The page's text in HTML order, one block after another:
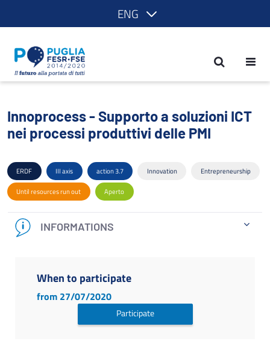
ENG
Innoprocess - Supporto a soluzioni
Innoprocess - Supporto a soluzioni ICT
nei processi produttivi delle PMI
ERDF III axis action 3.7 Innovation Entrepreneurship
Until resources run out Aperto
INFORMATIONS
When to participate
from 27/07/2020
Participate